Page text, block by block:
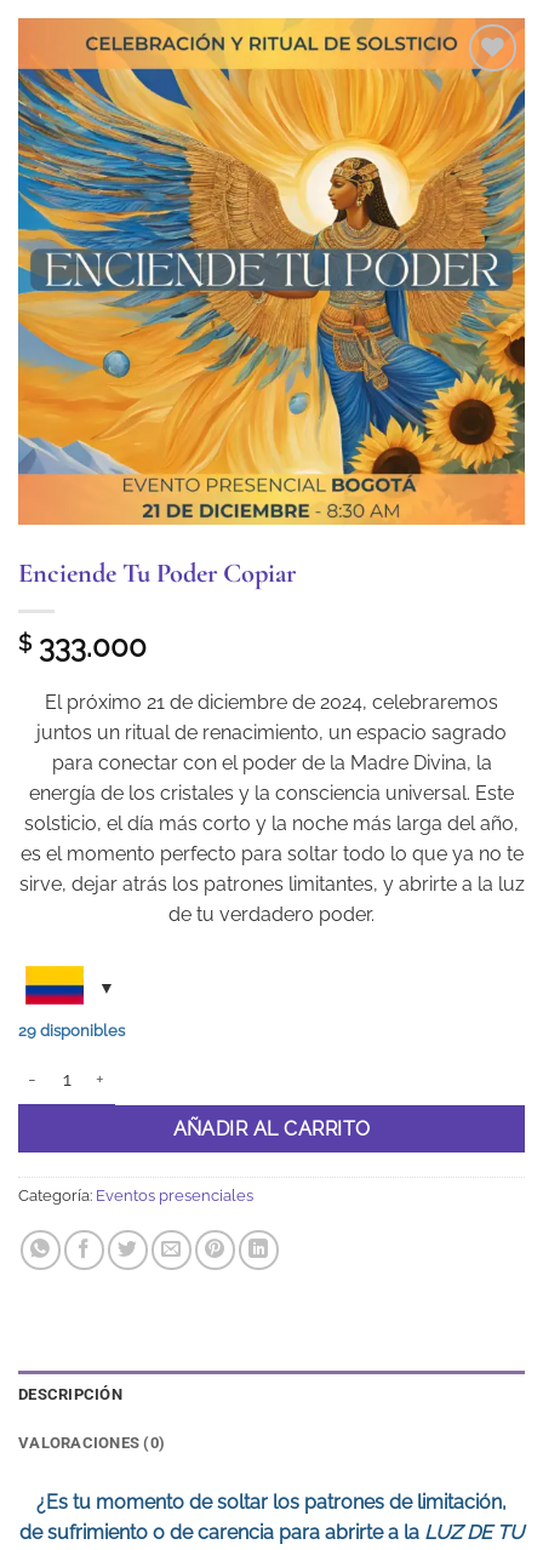
Añadir
a la
lista
de
deseos
Enciende Tu Poder Copiar
$333.000
El próximo 21 de diciembre de 2024, celebraremos
juntos un ritual de renacimiento, un espacio sagrado
para conectar con el poder de la Madre Divina, la
energía de los cristales y la consciencia universal. Este
solsticio, el día más corto y la noche más larga del año,
es el momento perfecto para soltar todo lo que ya no te
sirve, dejar atrás los patrones limitantes, y abrirte a la luz
de tu verdadero poder.
29 disponibles
AÑADIR AL CARRITO
Categoría: Eventos presenciales
DESCRIPCIÓN
VALORACIONES (0)
¿Es tu momento de soltar los patrones de limitación,
de sufrimiento o de carencia para abrirte a la LUZ DE TU